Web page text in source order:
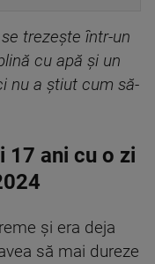
trezește într-un
cu apă și un
nu a știut cum să-
17 ani cu o zi
și era deja
să mai dureze